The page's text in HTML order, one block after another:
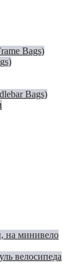
Bags)
Bags)
на минивело
велосипеда